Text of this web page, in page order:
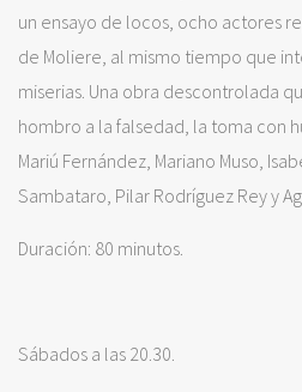
un ensayo de locos, ocho actores
de Moliere, al mismo tiempo que
miserias. Una obra descontrolada
hombro a la falsedad, la toma con
Mariú Fernández, Mariano Muso,
Sambataro, Pilar Rodríguez Rey y
Duración: 80 minutos.
Sábados a las 20.30.